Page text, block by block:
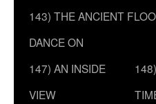
143) THE ANCIENT
DANCE ON
147) AN INSIDE
VIEW